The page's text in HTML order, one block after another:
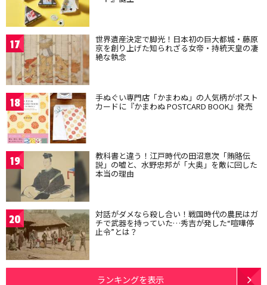
17 世界遺産決定で脚光！日本初の巨大都城・藤原
京を創り上げた知られざる女帝・持統天皇の凄
絶な執念
18 手ぬぐい専門店「かまわぬ」の人気柄がポスト
カードに『かまわぬ POSTCARD BOOK』発売
19 教科書と違う！江戸時代の田沼意次「賄賂伝
説」の嘘と、水野忠邦が「大奥」を敵に回した
本当の理由
20 対話がダメなら殺し合い！戦国時代の農民はガ
チで武器を持っていた…秀吉が発した“喧嘩停
止令”とは？
ランキングを表示